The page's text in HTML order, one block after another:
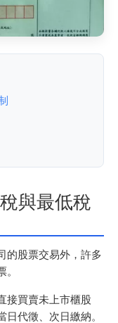
與最低稅
的股票交易外，許多
接買賣未上市櫃股
代徵、次日繳納。